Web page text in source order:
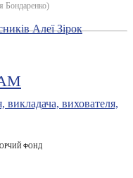
Бондаренко)
ФОНД